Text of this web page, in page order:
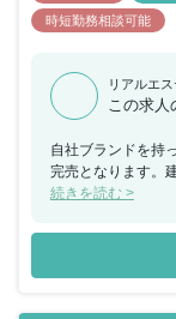
時短勤務相談可能
リアルエ
この求人
自社ブランドを持
完売となります。
など、好みに合わ
続きを読む >